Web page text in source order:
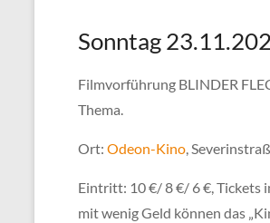
Sonntag
Filmvorführung BLINDER
Thema.
Ort: Odeon-Kino,
Eintritt: 10 €/ 8 €/ 6 €, Tickets
mit wenig Geld können das